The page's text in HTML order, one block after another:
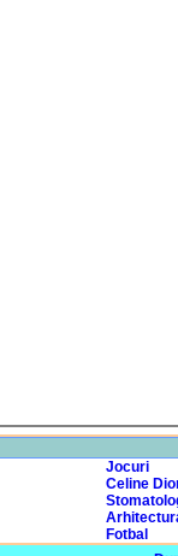
Jocuri
Celine
Fotbal